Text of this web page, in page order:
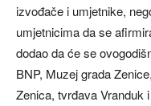
izvođače i umjetnike,
umjetnicima da se
dodao da će se
BNP, Muzej grada
Zenica, tvrđava Vranduk